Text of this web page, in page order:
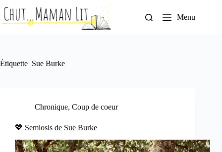
au
contenu
Menu
Étiquette Sue Burke
Chronique, Coup de coeur
💖 Semiosis de Sue Burke